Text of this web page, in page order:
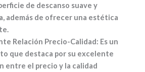
de descanso suave y
además de ofrecer una estética
Relación Precio-Calidad: Es un
que destaca por su excelente
entre el precio y la calidad